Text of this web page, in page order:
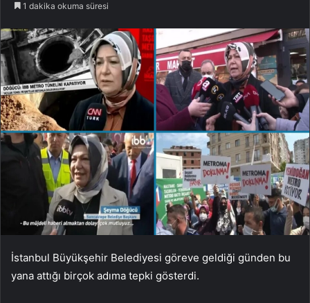
1 dakika okuma süresi
İstanbul Büyükşehir Belediyesi göreve geldiği günden bu
yana attığı birçok adıma tepki gösterdi.